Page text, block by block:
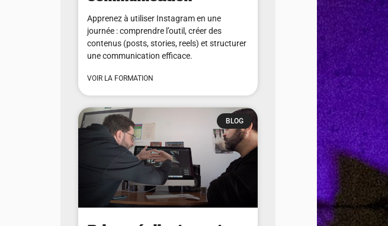
Apprenez à utiliser Instagram en une
journée : comprendre l’outil, créer des
contenus (posts, stories, reels) et structurer
une communication efficace.
VOIR LA FORMATION
BLOG